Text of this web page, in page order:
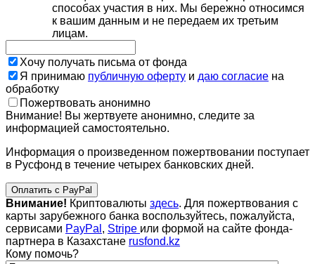
способах участия в них. Мы бережно относимся
к вашим данным и не передаем их третьим
лицам.
Хочу получать письма от фонда
Я принимаю публичную оферту и даю согласие на
обработку
Пожертвовать анонимно
Внимание! Вы жертвуете анонимно, следите за
информацией самостоятельно.
Информация о произведенном пожертвовании поступает
в Русфонд в течение четырех банковских дней.
Оплатить с PayPal
Внимание! Криптовалюты здесь. Для пожертвования с
карты зарубежного банка воспользуйтесь, пожалуйста,
сервисами PayPal , Stripe или формой на сайте фонда-
партнера в Казахстане rusfond.kz
Кому помочь?